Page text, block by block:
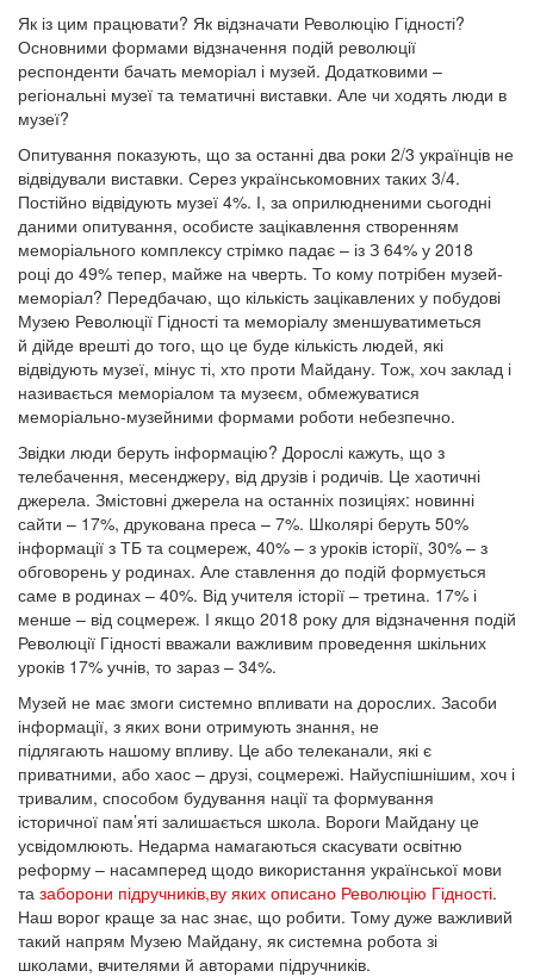
Як із цим працювати? Як відзначати Революцію Гідності?
Основними формами відзначення подій революції
респонденти бачать меморіал і музей. Додатковими –
регіональні музеї та тематичні виставки. Але чи ходять люди в
музеї?
Опитування показують, що за останні два роки 2/3 українців не
відвідували виставки. Серез українськомовних таких 3/4.
Постійно відвідують музеї 4%. І, за оприлюдненими сьогодні
даними опитування, особисте зацікавлення створенням
меморіального комплексу стрімко падає – із З 64% у 2018
році до 49% тепер, майже на чверть. То кому потрібен музей-
меморіал? Передбачаю, що кількість зацікавлених у побудові
Музею Революції Гідності та меморіалу зменшуватиметься
й дійде врешті до того, що це буде кількість людей, які
відвідують музеї, мінус ті, хто проти Майдану. Тож, хоч заклад і
називається меморіалом та музеєм, обмежуватися
меморіально-музейними формами роботи небезпечно.
Звідки люди беруть інформацію? Дорослі кажуть, що з
телебачення, месенджеру, від друзів і родичів. Це хаотичні
джерела. Змістовні джерела на останніх позиціях: новинні
сайти – 17%, друкована преса – 7%. Школярі беруть 50%
інформації з ТБ та соцмереж, 40% – з уроків історії, 30% – з
обговорень у родинах. Але ставлення до подій формується
саме в родинах – 40%. Від учителя історії – третина. 17% і
менше – від соцмереж. І якщо 2018 року для відзначення подій
Революції Гідності вважали важливим проведення шкільних
уроків 17% учнів, то зараз – 34%.
Музей не має змоги системно впливати на дорослих. Засоби
інформації, з яких вони отримують знання, не
підлягають нашому впливу. Це або телеканали, які є
приватними, або хаос – друзі, соцмережі. Найуспішнішим, хоч і
тривалим, способом будування нації та формування
історичної пам’яті залишається школа. Вороги Майдану це
усвідомлюють. Недарма намагаються скасувати освітню
реформу – насамперед щодо використання української мови
та заборони підручників,ву яких описано Революцію Гідності.
Наш ворог краще за нас знає, що робити. Тому дуже важливий
такий напрям Музею Майдану, як системна робота зі
школами, вчителями й авторами підручників.